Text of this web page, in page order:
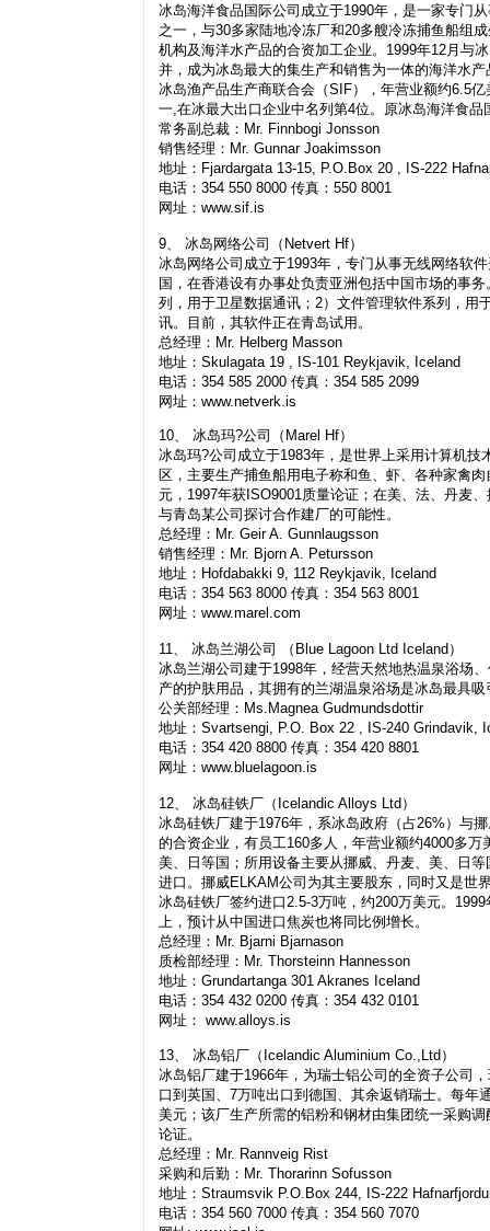
冰岛海洋食品国际公司成立于1990年，是一家专门
之一，与30多家陆地冷冻厂和20多艘冷冻捕鱼船组
机构及海洋水产品的合资加工企业。1999年12月与
并，成为冰岛最大的集生产和销售为一体的海洋水
冰岛渔产品生产商联合会（SIF），年营业额约6.5
一,在冰最大出口企业中名列第4位。原冰岛海洋食
常务副总裁：Mr. Finnbogi Jonsson
销售经理：Mr. Gunnar Joakimsson
地址：Fjardargata 13-15, P.O.Box 20 , IS-222
电话：354 550 8000 传真：550 8001
网址：www.sif.is
9、 冰岛网络公司（Netvert Hf）
冰岛网络公司成立于1993年，专门从事无线网络软
国，在香港设有办事处负责亚洲包括中国市场的事
列，用于卫星数据通讯；2）文件管理软件系列，用
讯。目前，其软件正在青岛试用。
总经理：Mr. Helberg Masson
地址：Skulagata 19 , IS-101 Reykjavik, Iceland
电话：354 585 2000 传真：354 585 2099
网址：www.netverk.is
10、 冰岛玛?公司（Marel Hf）
冰岛玛?公司成立于1983年，是世界上采用计算机
区，主要生产捕鱼船用电子称和鱼、虾、各种家禽
元，1997年获ISO9001质量论证；在美、法、丹麦
与青岛某公司探讨合作建厂的可能性。
总经理：Mr. Geir A. Gunnlaugsson
销售经理：Mr. Bjorn A. Petursson
地址：Hofdabakki 9, 112 Reykjavik, Iceland
电话：354 563 8000 传真：354 563 8001
网址：www.marel.com
11、 冰岛兰湖公司 （Blue Lagoon Ltd Iceland）
冰岛兰湖公司建于1998年，经营天然地热温泉浴场
产的护肤用品，其拥有的兰湖温泉浴场是冰岛最具
公关部经理：Ms.Magnea Gudmundsdottir
地址：Svartsengi, P.O. Box 22 , IS-240 Grindavik,
电话：354 420 8800 传真：354 420 8801
网址：www.bluelagoon.is
12、 冰岛硅铁厂（Icelandic Alloys Ltd）
冰岛硅铁厂建于1976年，系冰岛政府（占26%）与
的合资企业，有员工160多人，年营业额约4000多
美、日等国；所用设备主要从挪威、丹麦、美、日
进口。挪威ELKAM公司为其主要股东，同时又是世
冰岛硅铁厂签约进口2.5-3万吨，约200万美元。
上，预计从中国进口焦炭也将同比例增长。
总经理：Mr. Bjarni Bjarnason
质检部经理：Mr. Thorsteinn Hannesson
地址：Grundartanga 301 Akranes Iceland
电话：354 432 0200 传真：354 432 0101
网址： www.alloys.is
13、 冰岛铝厂（Icelandic Aluminium Co.,Ltd）
冰岛铝厂建于1966年，为瑞士铝公司的全资子公司
口到英国、7万吨出口到德国、其余返销瑞士。每年
美元；该厂生产所需的铝粉和钢材由集团统一采购
论证。
总经理：Mr. Rannveig Rist
采购和后勤：Mr. Thorarinn Sofusson
地址：Straumsvik P.O.Box 244, IS-222
电话：354 560 7000 传真：354 560 7070